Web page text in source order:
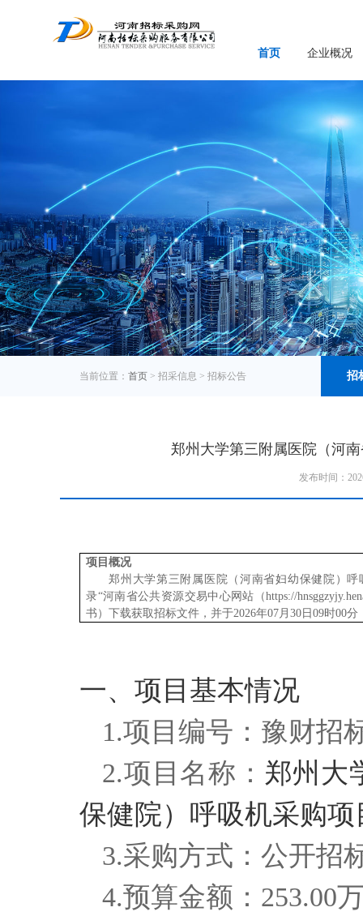
首页 企业概况
当前位置： 首页 > 招采信息 > 招标公告 招
郑州大学第三附属医院（河
发布时间：
项目概况
郑州大学第三附属医院（河南省妇幼保健院）
录“河南省公共资源交易中心网站（https://
书）下载获取招标文件 ， 并于2026年07月30日09时00
一、项目基本情况
1.项目编号： 豫财招
2.项目名称： 郑州大
保健院）呼吸机采购项
3.采购方式：公开招
4.预算金额：253.00